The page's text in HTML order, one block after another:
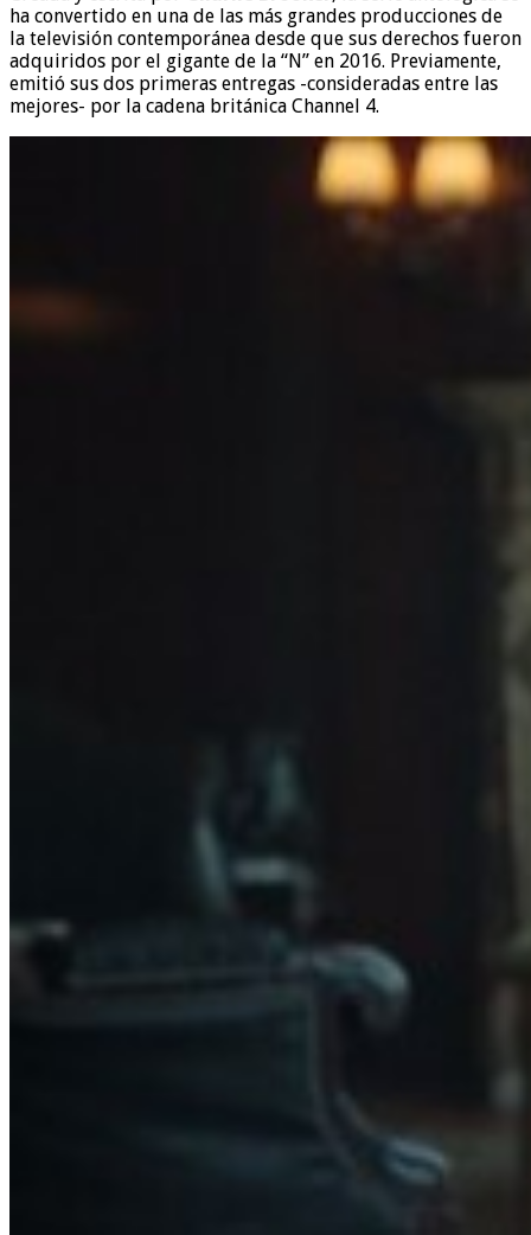
ha convertido en una de las más grandes producciones de
la televisión contemporánea desde que sus derechos fueron
adquiridos por el gigante de la “N” en 2016. Previamente,
emitió sus dos primeras entregas -consideradas entre las
mejores- por la cadena británica Channel 4.